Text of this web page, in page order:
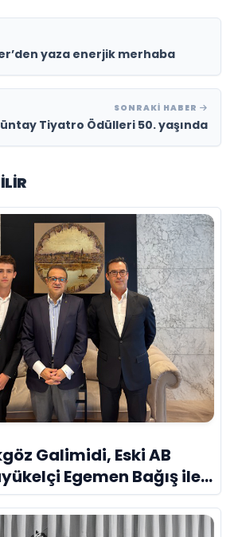
yaza enerjik merhaba
SONRAKI HABER
Tiyatro Ödülleri 50. yaşında
Galimidi, Eski AB
Egemen Bağış ile